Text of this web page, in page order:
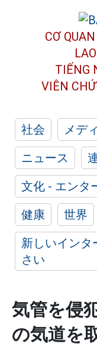
CƠ
TIẾNG
VIÊN
社会 メデ
ニュース
文化 - エンタ
健康
世界
新しいインタ
さい
気管を侵
の気道を